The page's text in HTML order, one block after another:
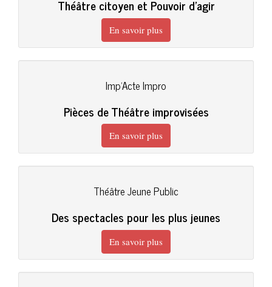
Théâtre citoyen et Pouvoir d'agir
En savoir plus
Imp'Acte Impro
Pièces de Théâtre improvisées
En savoir plus
Théâtre Jeune Public
Des spectacles pour les plus jeunes
En savoir plus